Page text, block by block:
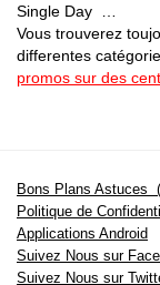
Single Day …
Vous trouverez
differentes
promos sur des
Bons Plans Astuces
Politique de
Applications Android
Suivez Nous sur
Suivez Nous sur